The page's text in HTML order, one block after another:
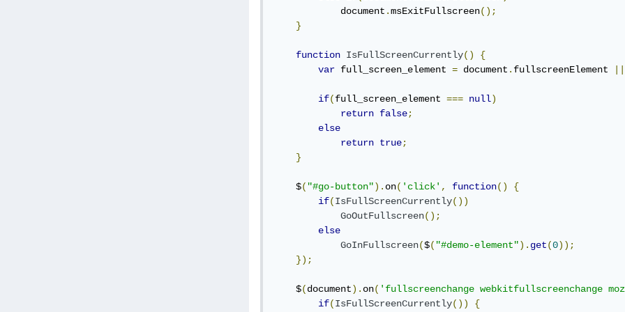
            document
.msExitFullscreen();
}
function IsFullScreenCurrently()
{
var full_screen_element = document . fullscreenElement
if(full_screen_element === null)
return false;
else
return true;
}
    $
( "#go-button"). on( 'click' , function()
{
if(IsFullScreenCurrently())
GoOutFullscreen();
else
GoInFullscreen($( "#demo-element"). get(0));
});
    $
(document). on( 'fullscreenchange webkitfullscreenchange
if(IsFullScreenCurrently())
{